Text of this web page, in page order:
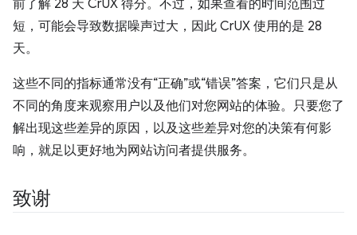
前了解 28 天 CrUX 得分。不过，如果查看的时间范围过
短，可能会导致数据噪声过大，因此 CrUX 使用的是 28
天。
这些不同的指标通常没有“正确”或“错误”答案，它们只是从
不同的角度来观察用户以及他们对您网站的体验。只要您了
解出现这些差异的原因，以及这些差异对您的决策有何影
响，就足以更好地为网站访问者提供服务。
致谢